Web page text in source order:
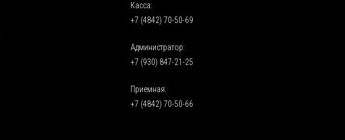
Касса:
+7 (4842) 70-50-69
Администратор:
+7 (930) 847-21-25
Приемная:
+7 (4842) 70-50-66